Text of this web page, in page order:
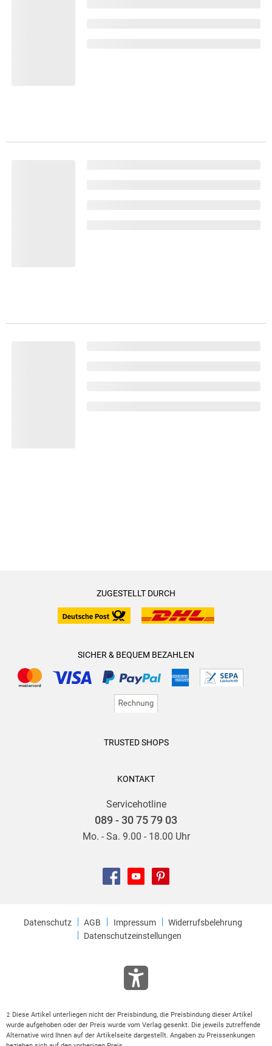
ZUGESTELLT DURCH
SICHER & BEQUEM BEZAHLEN
TRUSTED SHOPS
KONTAKT
Servicehotline
089 - 30 75 79 03
Mo. - Sa. 9.00 - 18.00 Uhr
Datenschutz AGB Impressum
Widerrufsbelehrung
Datenschutzeinstellungen
2
Diese Artikel unterliegen nicht der Preisbindung, die Preisbindung dieser Artikel
wurde aufgehoben oder der Preis wurde vom Verlag gesenkt. Die jeweils zutreffende
Alternative wird Ihnen auf der Artikelseite dargestellt. Angaben zu Preissenkungen